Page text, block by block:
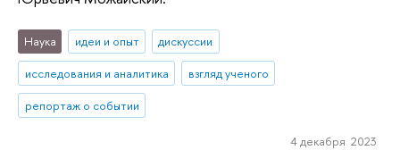
Наука идеи и опыт
дискуссии
исследования и аналитика
взгляд ученого
репортаж о событии
4 декабря 2023